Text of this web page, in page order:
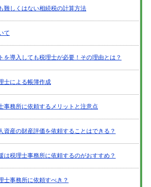
難しくはない相続税の計算方法
て
を導入しても税理士が必要！その理由とは？
士による帳簿作成
事務所に依頼するメリットと注意点
資産の財産評価を依頼することはできる？
は税理士事務所に依頼するのがおすすめ？
士事務所に依頼すべき？